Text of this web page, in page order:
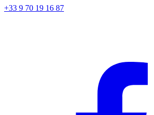
+33 9 70 19 16 87